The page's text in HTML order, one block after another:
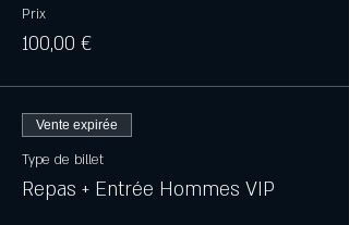
Prix
100,00 €
Vente expirée
Type de billet
Repas + Entrée Hommes VIP